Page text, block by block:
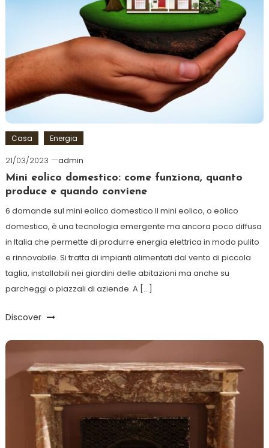
Casa Energia
21/03/2023
admin
Mini eolico domestico: come funziona, quanto
produce e quando conviene
6 domande sul mini eolico domestico Il mini eolico, o eolico
domestico, è una tecnologia emergente ma ancora poco diffusa
in Italia che permette di produrre energia elettrica in modo pulito
e rinnovabile. Si tratta di impianti alimentati dal vento di piccola
taglia, installabili nei giardini delle abitazioni ma anche su
parcheggi o piazzali di aziende. A […]
Discover